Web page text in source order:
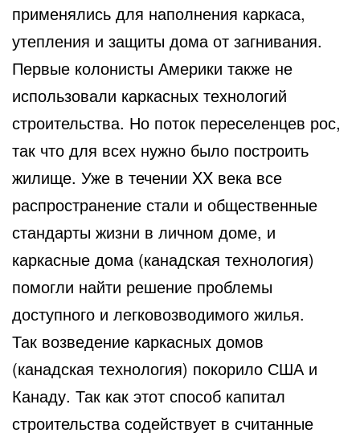
применялись для наполнения каркаса,
утепления и защиты дома от загнивания.
Первые колонисты Америки также не
использовали каркасных технологий
строительства. Но поток переселенцев рос,
так что для всех нужно было построить
жилище. Уже в течении XX века все
распространение стали и общественные
стандарты жизни в личном доме, и
каркасные дома (канадская технология)
помогли найти решение проблемы
доступного и легковозводимого жилья.
Так возведение каркасных домов
(канадская технология) покорило США и
Канаду. Так как этот способ капитал
строительства содействует в считанные